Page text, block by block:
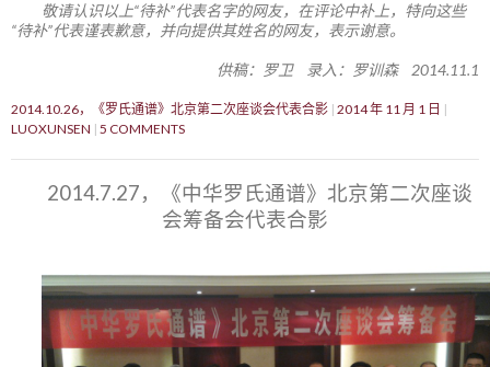
敬请认识以上“待补”代表名字的网友，在评论中补上，特向这些
“待补”代表谨表歉意，并向提供其姓名的网友，表示谢意。
供稿：罗卫 录入：罗训森 2014.11.1
2014.10.26，《罗氏通谱》北京第二次座谈会代表合影 2014 年 11 月 1 日
LUOXUNSEN 5 COMMENTS
2014.7.27，《中华罗氏通谱》北京第二次座谈
会筹备会代表合影